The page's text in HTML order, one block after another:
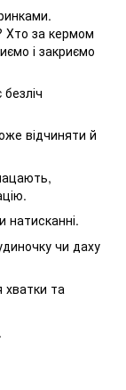
Хто за кермом
і закриємо
відчиняти й
натисканні.
чи даху
хватки та